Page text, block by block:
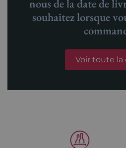
nous de la date de
souhaitez lorsque
Voir toute la